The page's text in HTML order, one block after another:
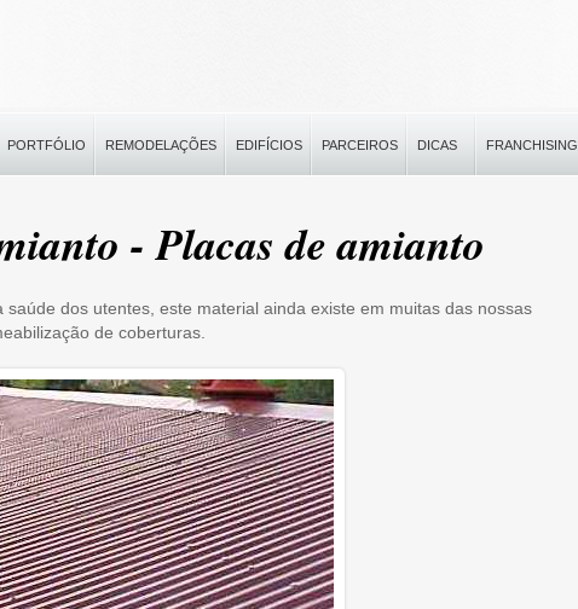
PORTFÓLIO REMODELAÇÕES EDIFÍCIOS PARCEIROS DICAS FRANCHISING
- Placas de amianto
dos utentes, este material ainda existe em muitas das nossas
de coberturas.